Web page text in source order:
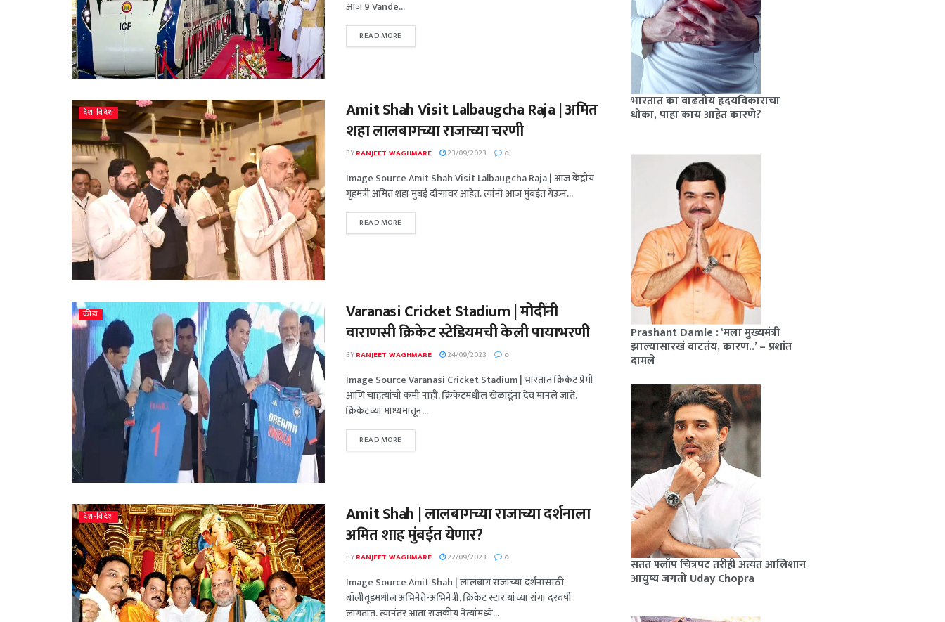
आज 9 Vande...
READ MORE
देश-विदेश
Amit Shah Visit Lalbaugcha Raja | अमित
शहा लालबागच्या राजाच्या चरणी
BYRANJEET WAGHMARE 23/09/2023 0
Image Source Amit Shah Visit Lalbaugcha Raja | आज केंद्रीय
गृहमंत्री अमित शहा मुंबई दौऱ्यावर आहेत. त्यांनी आज मुंबईत येऊन...
READ MORE
क्रीडा
Varanasi Cricket Stadium | मोदींनी
वाराणसी क्रिकेट स्टेडियमची केली पायाभरणी
BYRANJEET WAGHMARE 24/09/2023 0
Image Source Varanasi Cricket Stadium | भारतात क्रिकेट प्रेमी
आणि चाहत्यांची कमी नाही. क्रिकेटमधील खेळाडूंना देव मानले जाते.
क्रिकेटच्या माध्यमातून...
READ MORE
देश-विदेश
Amit Shah | लालबागच्या राजाच्या दर्शनाला
अमित शाह मुंबईत येणार?
BYRANJEET WAGHMARE 22/09/2023 0
Image Source Amit Shah | लालबाग राजाच्या दर्शनासाठी
बॉलीवूडमधील अभिनेते-अभिनेत्री, क्रिकेट स्टार यांच्या रांगा दरवर्षी
लागतात. त्यानंतर आता राजकीय नेत्यांमध्ये...
भारतात का वाढतोय हृदयविकाराचा
धोका, पाहा काय आहेत कारणे?
Prashant Damle : ‘मला मुख्यमंत्री
झाल्यासारखं वाटतंय, कारण..’ – प्रशांत
दामले
सतत फ्लॉप चित्रपट तरीही अत्यंत आलिशान
आयुष्य जगतो Uday Chopra